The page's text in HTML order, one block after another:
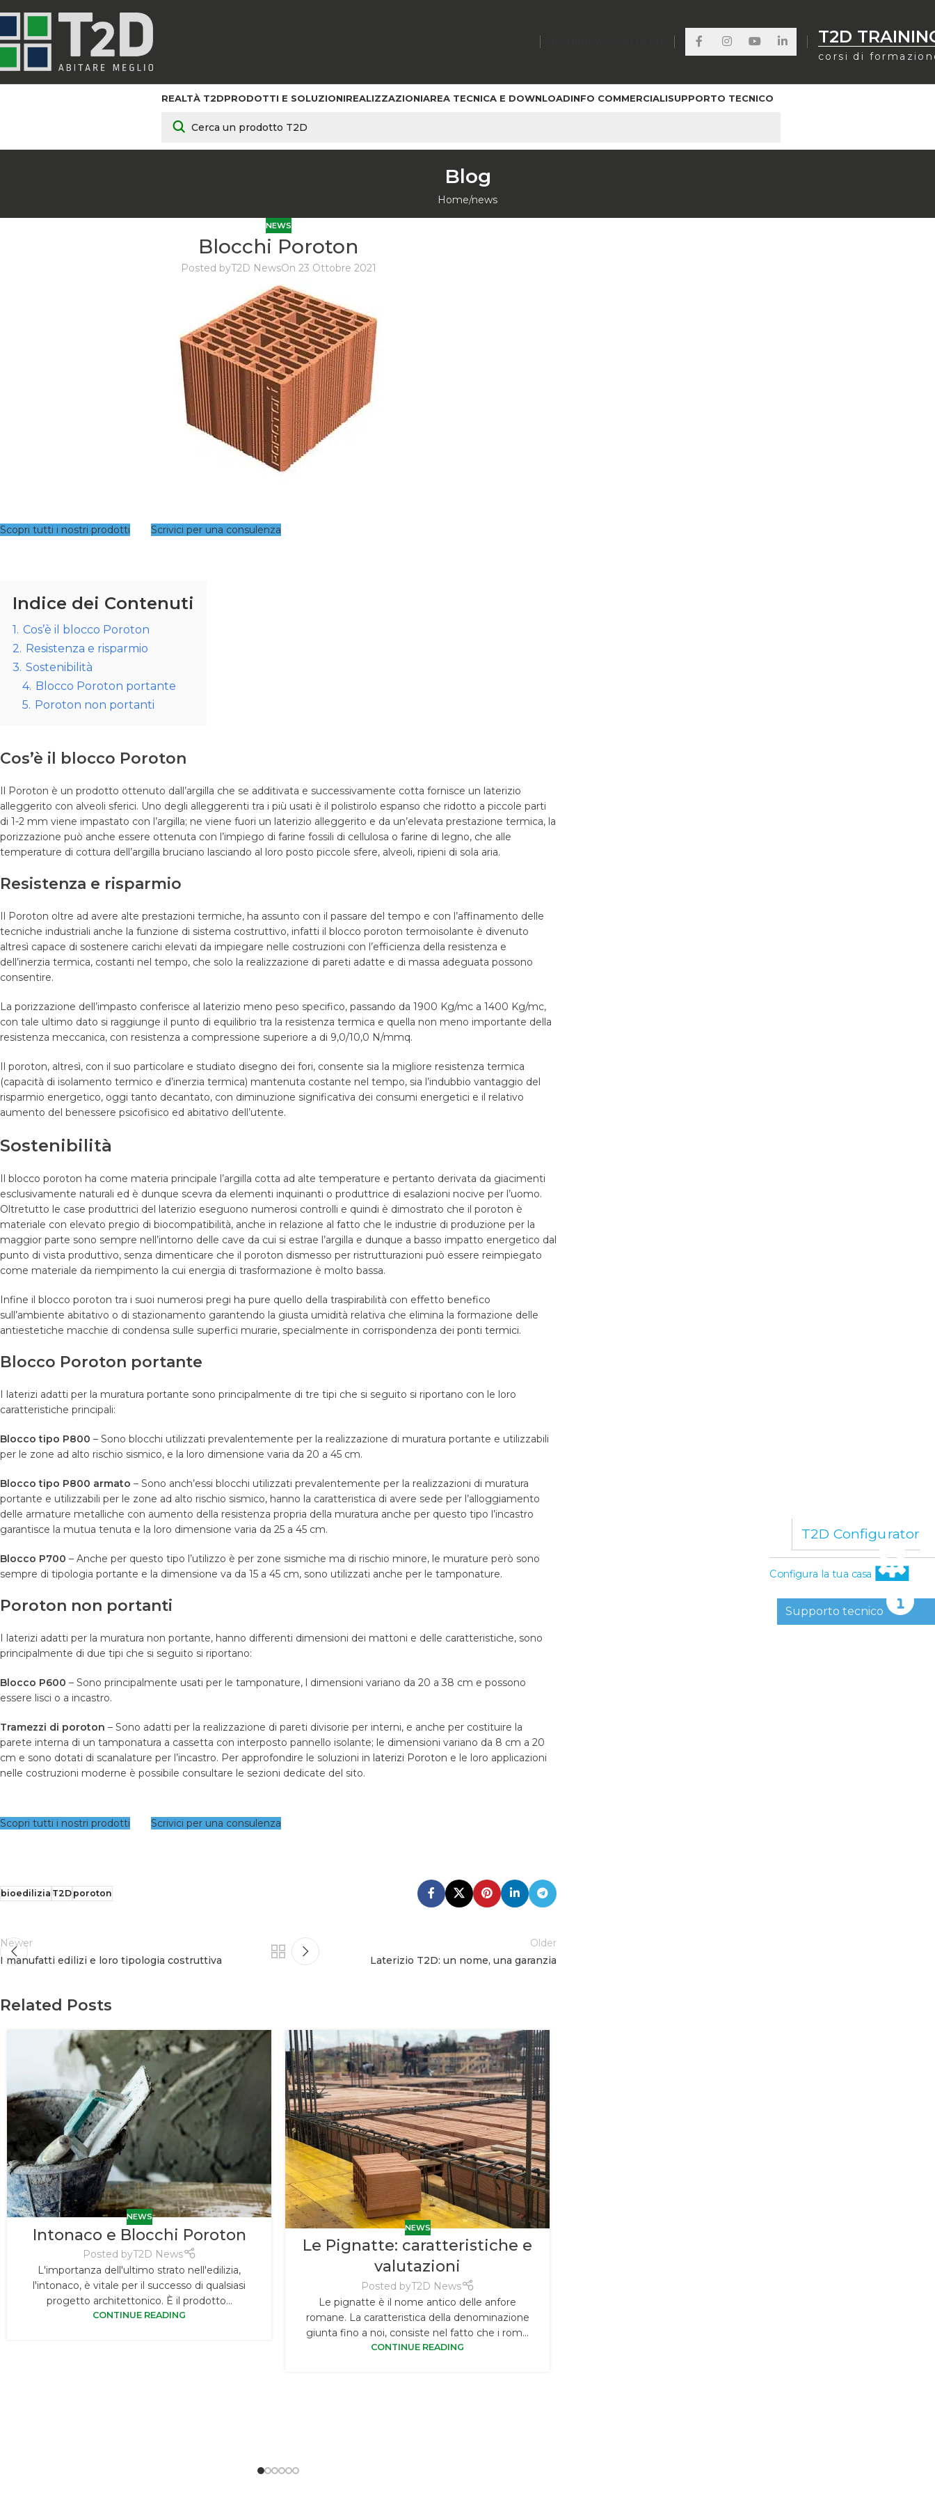
T2D
corsi di
REALTÀ T2DPRODOTTI E SOLUZIONIREALIZZAZIONIAREA TECNICA E DOWNLOADINFO COMMERCIALISUPPORTO TECNICO
Blog
Home news
NEWS
Blocchi Poroton
Posted byT2D NewsOn 23 Ottobre 2021
Scopri tutti i nostri prodotti Scrivici per una consulenza
Indice dei Contenuti
1. Cos’è il blocco Poroton
2. Resistenza e risparmio
3. Sostenibilità
4. Blocco Poroton portante
5. Poroton non portanti
Cos’è il blocco Poroton
Il Poroton è un prodotto ottenuto dall’argilla che se additivata e successivamente cotta fornisce un laterizio
alleggerito con alveoli sferici. Uno degli alleggerenti tra i più usati è il polistirolo espanso che ridotto a piccole parti
di 1-2 mm viene impastato con l’argilla; ne viene fuori un laterizio alleggerito e da un’elevata prestazione termica, la
porizzazione può anche essere ottenuta con l’impiego di farine fossili di cellulosa o farine di legno, che alle
temperature di cottura dell’argilla bruciano lasciando al loro posto piccole sfere, alveoli, ripieni di sola aria.
Resistenza e risparmio
Il Poroton oltre ad avere alte prestazioni termiche, ha assunto con il passare del tempo e con l’affinamento delle
tecniche industriali anche la funzione di sistema costruttivo, infatti il blocco poroton termoisolante è divenuto
altresì capace di sostenere carichi elevati da impiegare nelle costruzioni con l’efficienza della resistenza e
dell’inerzia termica, costanti nel tempo, che solo la realizzazione di pareti adatte e di massa adeguata possono
consentire.
La porizzazione dell’impasto conferisce al laterizio meno peso specifico, passando da 1900 Kg/mc a 1400 Kg/mc,
con tale ultimo dato si raggiunge il punto di equilibrio tra la resistenza termica e quella non meno importante della
resistenza meccanica, con resistenza a compressione superiore a di 9,0/10,0 N/mmq.
Il poroton, altresì, con il suo particolare e studiato disegno dei fori, consente sia la migliore resistenza termica
(capacità di isolamento termico e d’inerzia termica) mantenuta costante nel tempo, sia l’indubbio vantaggio del
risparmio energetico, oggi tanto decantato, con diminuzione significativa dei consumi energetici e il relativo
aumento del benessere psicofisico ed abitativo dell’utente.
Sostenibilità
Il blocco poroton ha come materia principale l’argilla cotta ad alte temperature e pertanto derivata da giacimenti
esclusivamente naturali ed è dunque scevra da elementi inquinanti o produttrice di esalazioni nocive per l’uomo.
Oltretutto le case produttrici del laterizio eseguono numerosi controlli e quindi è dimostrato che il poroton è
materiale con elevato pregio di biocompatibilità, anche in relazione al fatto che le industrie di produzione per la
maggior parte sono sempre nell’intorno delle cave da cui si estrae l’argilla e dunque a basso impatto energetico dal
punto di vista produttivo, senza dimenticare che il poroton dismesso per ristrutturazioni può essere reimpiegato
come materiale da riempimento la cui energia di trasformazione è molto bassa.
Infine il blocco poroton tra i suoi numerosi pregi ha pure quello della traspirabilità con effetto benefico
sull’ambiente abitativo o di stazionamento garantendo la giusta umidità relativa che elimina la formazione delle
antiestetiche macchie di condensa sulle superfici murarie, specialmente in corrispondenza dei ponti termici.
Blocco Poroton portante
I laterizi adatti per la muratura portante sono principalmente di tre tipi che si seguito si riportano con le loro
caratteristiche principali:
Blocco tipo P800 – Sono blocchi utilizzati prevalentemente per la realizzazione di muratura portante e utilizzabili
per le zone ad alto rischio sismico, e la loro dimensione varia da 20 a 45 cm.
Blocco tipo P800 armato – Sono anch’essi blocchi utilizzati prevalentemente per la realizzazioni di muratura
portante e utilizzabili per le zone ad alto rischio sismico, hanno la caratteristica di avere sede per l’alloggiamento
delle armature metalliche con aumento della resistenza propria della muratura anche per questo tipo l’incastro
garantisce la mutua tenuta e la loro dimensione varia da 25 a 45 cm.
Blocco P700 – Anche per questo tipo l’utilizzo è per zone sismiche ma di rischio minore, le murature però sono
sempre di tipologia portante e la dimensione va da 15 a 45 cm, sono utilizzati anche per le tamponature.
Poroton non portanti
I laterizi adatti per la muratura non portante, hanno differenti dimensioni dei mattoni e delle caratteristiche, sono
principalmente di due tipi che si seguito si riportano:
Blocco P600 – Sono principalmente usati per le tamponature, l dimensioni variano da 20 a 38 cm e possono
essere lisci o a incastro.
Tramezzi di poroton – Sono adatti per la realizzazione di pareti divisorie per interni, e anche per costituire la
parete interna di un tamponatura a cassetta con interposto pannello isolante; le dimensioni variano da 8 cm a 20
cm e sono dotati di scanalature per l’incastro. Per approfondire le soluzioni in laterizi Poroton e le loro applicazioni
nelle costruzioni moderne è possibile consultare le sezioni dedicate del sito.
Scopri tutti i nostri prodotti Scrivici per una consulenza
bioedilizia T2Dporoton
Newer
I manufatti edilizi e loro tipologia costruttiva
Older
Laterizio T2D: un nome, una garanzia
Related Posts
NEWS
Intonaco e Blocchi Poroton
Posted byT2D News
L'importanza dell'ultimo strato nell'edilizia,
l'intonaco, è vitale per il successo di qualsiasi
progetto architettonico. È il prodotto...
CONTINUE READING
NEWS
Le Pignatte: caratteristiche e
valutazioni
Posted byT2D News
Le pignatte è il nome antico delle anfore
romane. La caratteristica della denominazione
giunta fino a noi, consiste nel fatto che i rom...
CONTINUE READING
Supporto tecnico
T2D Configurator
Configura la tua casa